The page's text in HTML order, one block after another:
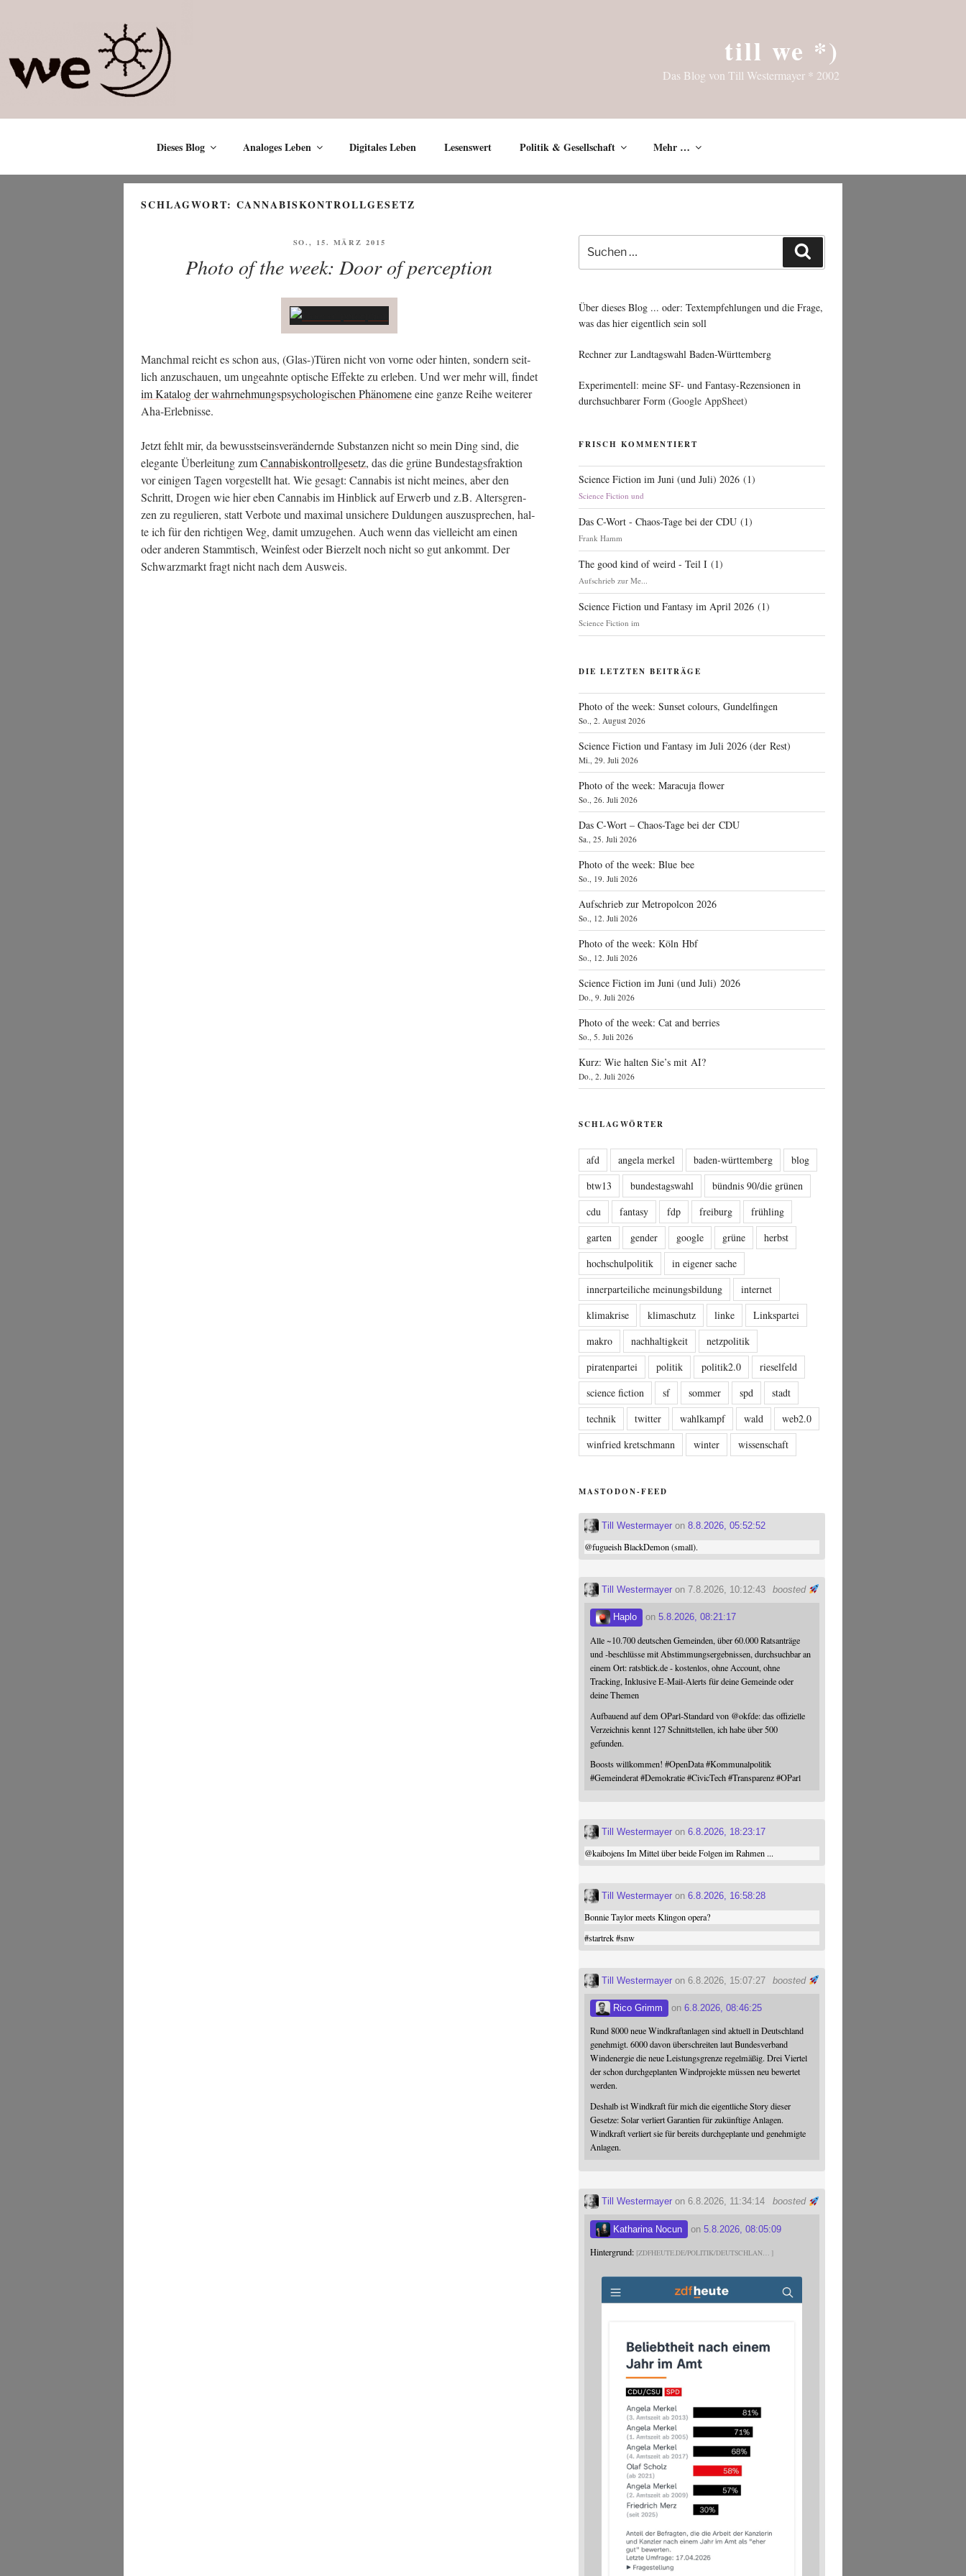
till we *)
Das Blog von Till Westermayer * 2002
Dieses Blog Analoges Leben Digitales Leben Lesenswert Politik & Gesellschaft Mehr …
SCHLAGWORT: CANNABISKONTROLLGESETZ
VERÖFFENTLICHT
SO., 15. MÄRZ 2015
Photo of the week: Door of perception
Manch­mal reicht es schon aus, (Glas-)Türen nicht von vor­ne oder hin­ten, son­dern seit­
lich anzu­schau­en, um unge­ahn­te opti­sche Effek­te zu erle­ben. Und wer mehr will, fin­det
im Kata­log der wahr­neh­mungs­psy­cho­lo­gi­schen Phä­no­me­neeine gan­ze Rei­he wei­te­rer
Aha-Erlebnisse.
Jetzt fehlt mir, da bewusst­seins­ver­än­dern­de Sub­stan­zen nicht so mein Ding sind, die
ele­gan­te Über­lei­tung zumCan­na­bis­kon­troll­ge­setz, das die grü­ne Bun­des­tags­frak­ti­on
vor eini­gen Tagen vor­ge­stellt hat. Wie gesagt: Can­na­bis ist nicht mei­nes, aber den
Schritt, Dro­gen wie hier eben Can­na­bis im Hin­blick auf Erwerb und z.B. Alters­gren­
zen zu regu­lie­ren, statt Ver­bo­te und maxi­mal unsi­che­re Dul­dun­gen aus­zu­spre­chen, hal­
te ich für den rich­ti­gen Weg, damit umzu­ge­hen. Auch wenn das viel­leicht am einen
oder ande­ren Stamm­tisch, Wein­fest oder Bier­zelt noch nicht so gut ankommt. Der
Schwarz­markt fragt nicht nach dem Ausweis.
Suche
nach:
Über dieses Blog ... oder: Textempfehlungen und die Frage,
was das hier eigentlich sein soll
Rechner zur Landtagswahl Baden-Württemberg
Experimentell: meine SF- und Fantasy-Rezensionen in
durchsuchbarer Form (Google AppSheet)
FRISCH KOMMENTIERT
Science Fiction im Juni (und Juli) 2026 (1)
Science Fiction und
Das C-Wort - Chaos-Tage bei der CDU (1)
Frank Hamm
The good kind of weird - Teil I (1)
Aufschrieb zur Me...
Science Fiction und Fantasy im April 2026 (1)
Science Fiction im
DIE LETZTEN BEITRÄGE
Photo of the week: Sunset colours, Gundelfingen
So., 2. August 2026
Science Fiction und Fantasy im Juli 2026 (der Rest)
Mi., 29. Juli 2026
Photo of the week: Maracuja flower
So., 26. Juli 2026
Das C‑Wort – Chaos-Tage bei der CDU
Sa., 25. Juli 2026
Photo of the week: Blue bee
So., 19. Juli 2026
Aufschrieb zur Metropolcon 2026
So., 12. Juli 2026
Photo of the week: Köln Hbf
So., 12. Juli 2026
Science Fiction im Juni (und Juli) 2026
Do., 9. Juli 2026
Photo of the week: Cat and berries
So., 5. Juli 2026
Kurz: Wie halten Sie’s mit AI?
Do., 2. Juli 2026
SCHLAGWÖRTER
afd angela merkel baden-württemberg
blog
btw13
bundestagswahl
bündnis 90/die grünen
cdu
fantasy fdp freiburg
frühling
garten
gender google grüne
herbst
hochschulpolitik
in eigener sache
innerparteiliche meinungsbildung
internet
klimakrise
klimaschutz linke
Linkspartei
makro
nachhaltigkeit
netzpolitik
piratenpartei
politik politik2.0
rieselfeld
science fiction
sf sommer spd
stadt
technik
twitter wahlkampf wald
web2.0
winfried kretschmann
winter wissenschaft
MASTODON-FEED
Till Westermayer on8.8.2026, 05:52:52
@fugueishBlackDemon (small).
boosted
Till Westermayer on 7.8.2026, 10:12:43
Haplo on5.8.2026, 08:21:17
Alle ~10.700 deutschen Gemeinden, über 60.000 Ratsanträge
und -beschlüsse mit Abstimmungsergebnissen, durchsuchbar an
einem Ort: ratsblick.de - kostenlos, ohne Account, ohne
Tracking, Inklusive E-Mail-Alerts für deine Gemeinde oder
deine Themen
Aufbauend auf dem OParl-Standard von @okfde: das offizielle
Verzeichnis kennt 127 Schnittstellen, ich habe über 500
gefunden.
Boosts willkommen!#OpenData #Kommunalpolitik
#Gemeinderat #Demokratie #CivicTech #Transparenz #OParl
Till Westermayer on6.8.2026, 18:23:17
@kaibojensIm Mittel über beide Folgen im Rahmen ...
Till Westermayer on6.8.2026, 16:58:28
Bonnie Taylor meets Klingon opera?
#startrek #snw
boosted
Till Westermayer on 6.8.2026, 15:07:27
Rico Grimm on6.8.2026, 08:46:25
Rund 8000 neue Windkraftanlagen sind aktuell in Deutschland
genehmigt. 6000 davon überschreiten laut Bundesverband
Windenergie die neue Leistungsgrenze regelmäßig. Drei Viertel
der schon durchgeplanten Windprojekte müssen neu bewertet
werden.
Deshalb ist Windkraft für mich die eigentliche Story dieser
Gesetze: Solar verliert Garantien für zukünftige Anlagen.
Windkraft verliert sie für bereits durchgeplante und genehmigte
Anlagen.
boosted
Till Westermayer on 6.8.2026, 11:34:14
Katharina Nocun on5.8.2026, 08:05:09
Hintergrund: ZDFHEUTE.DE/POLITIK/DEUTSCHLAN